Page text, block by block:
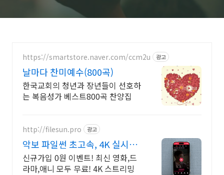
https://smartstore.naver.com/ccm2u 광고
날마다 찬미예수(800곡)
한국교회의 청년과 장년들이 선호하
는 복음성가 베스트800곡 찬양집
http://filesun.pro 광고
악보 파일썬 초고속, 4K 실시간
보기!
신규가입 0원 이벤트! 최신 영화,드
라마,애니 모두 무료! 4K 스트리밍